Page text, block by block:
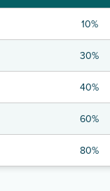
10%
30%
40%
60%
80%